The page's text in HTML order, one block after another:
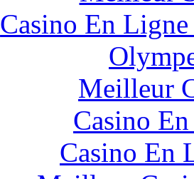
Casino En
Meilleur
Casino
Casino En